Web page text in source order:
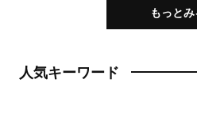
もっとみ
人気キーワード